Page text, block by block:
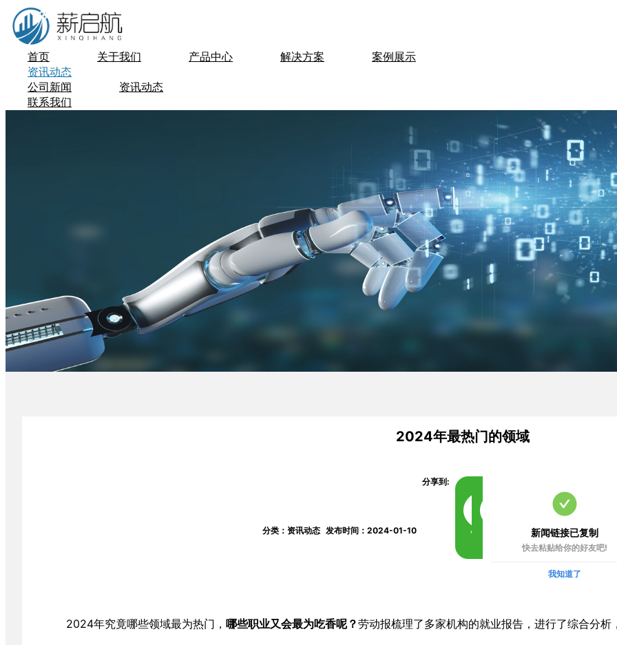
首页 关于我们 产品中心 解决方案
案例展示
资讯动态
公司新闻
资讯动态
联系我们
2024年最热门的领域
分类：资讯动态 发布时间：2024-01-10
分享到:
新闻链接已复制
快去粘贴给你的好友吧!
我知道了
2024年究竟哪些领域最为热门， 哪些职业又会最为吃香呢？劳动报梳理了多家机构的就业报告，进行了综合分